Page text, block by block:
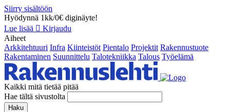
Siirry sisältöön
Hyödynnä 1kk/0€ diginäyte!
Lue lisää
Kirjaudu
Aiheet
Arkkitehtuuri Infra Kiinteistöt Pientalo Projektit Rakennustuote
Rakentaminen Suunnittelu Talotekniikka Talous Työelämä
Kaikki mitä tietää pitää
Hae tältä sivustolta
Haku